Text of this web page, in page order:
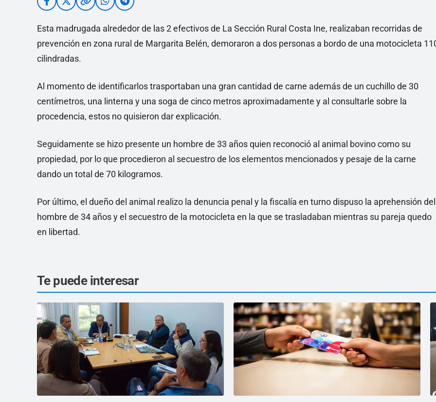
Esta madrugada alrededor de las 2 efectivos de La Sección Rural Costa Ine, realizaban recorridas de
prevención en zona rural de Margarita Belén, demoraron a dos personas a bordo de una motocicleta
cilindradas.
Al momento de identificarlos trasportaban una gran cantidad de carne además de un cuchillo de 30
centímetros, una linterna y una soga de cinco metros aproximadamente y al consultarle sobre la
procedencia, estos no quisieron dar explicación.
Seguidamente se hizo presente un hombre de 33 años quien reconoció al animal bovino como su
propiedad, por lo que procedieron al secuestro de los elementos mencionados y pesaje de la carne
dando un total de 70 kilogramos.
Por último, el dueño del animal realizo la denuncia penal y la fiscalía en turno dispuso la aprehensión del
hombre de 34 años y el secuestro de la motocicleta en la que se trasladaban mientras su pareja quedo
en libertad.
Te puede interesar